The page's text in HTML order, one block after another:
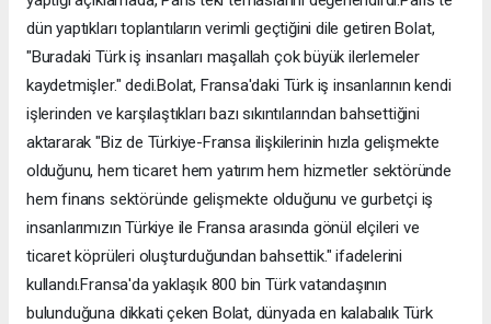
dün yaptıkları toplantıların verimli geçtiğini dile getiren Bolat,
"Buradaki Türk iş insanları maşallah çok büyük ilerlemeler
kaydetmişler." dedi.Bolat, Fransa'daki Türk iş insanlarının kendi
işlerinden ve karşılaştıkları bazı sıkıntılarından bahsettiğini
aktararak "Biz de Türkiye-Fransa ilişkilerinin hızla gelişmekte
olduğunu, hem ticaret hem yatırım hem hizmetler sektöründe
hem finans sektöründe gelişmekte olduğunu ve gurbetçi iş
insanlarımızın Türkiye ile Fransa arasında gönül elçileri ve
ticaret köprüleri oluşturduğundan bahsettik." ifadelerini
kullandı.Fransa'da yaklaşık 800 bin Türk vatandaşının
bulunduğuna dikkati çeken Bolat, dünyada en kalabalık Türk